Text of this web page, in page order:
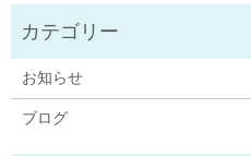
お知らせ
ブログ